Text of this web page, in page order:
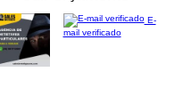
E-
mail verificado